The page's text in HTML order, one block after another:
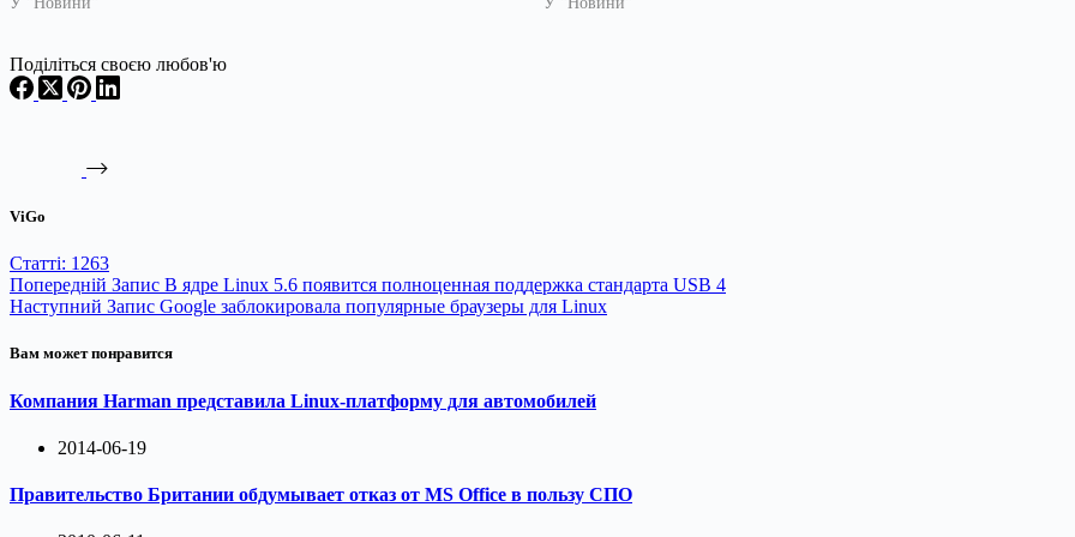
Поділіться своєю любов'ю
ViGo
Статті: 1263
Попередній Запис В ядре Linux 5.6 появится полноценная поддержка стандарта USB 4
Наступний Запис Google заблокировала популярные браузеры для Linux
Вам может понравится
Компания Harman представила Linux-платформу для автомобилей
2014-06-19
Правительство Британии обдумывает отказ от MS Office в пользу СПО